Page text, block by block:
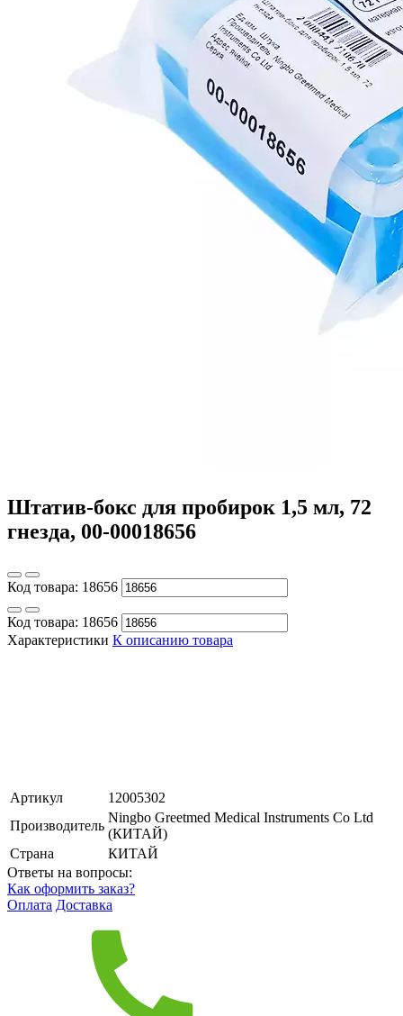
Штатив-бокс для пробирок 1,5 мл, 72
гнезда, 00-00018656
Код товара: 18656
Код товара: 18656
Характеристики К описанию товара
Артикул
12005302
Производитель
Ningbo Greetmed Medical Instruments Co Ltd
(КИТАЙ)
Страна
КИТАЙ
Ответы на вопросы:
Как оформить заказ?
Оплата Доставка